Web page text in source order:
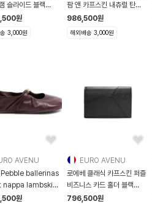
슬라이드 블랙
원
3,000원
팜 앤 카프스킨 내츄럴 탄
C630
986,500원
해외배송 3,000원
AVENU
Pebble ballerinas
nappa lambskin
원
EURO AVENU
로에베 클래식 카프스킨 퍼즐
비즈니스 카드 홀더 블랙
C510M
796,500원